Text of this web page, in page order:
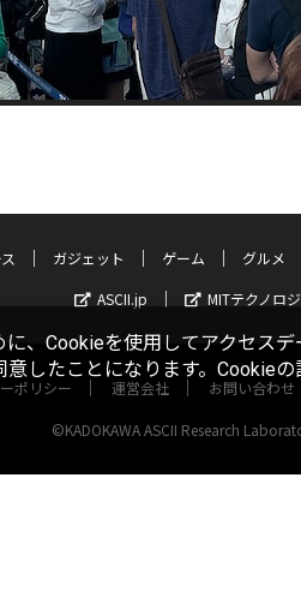
ガジェット ゲーム グルメ
ASCII.jp
MITテクノロ
ポリシー 運営会社 お問い合わせ
©KADOKAWA ASCII Research
、Cookieを使用してアクセス
したことになります。Cookie